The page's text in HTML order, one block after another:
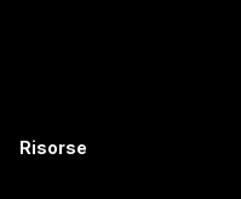
Risorse